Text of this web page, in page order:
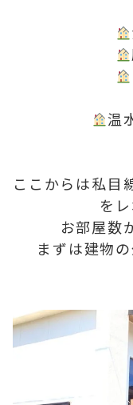
温
ここからは私目
を
お部屋数
まずは建物